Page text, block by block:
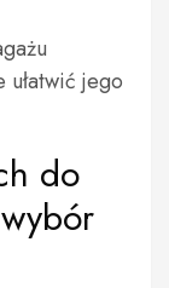
ułatwić jego
do